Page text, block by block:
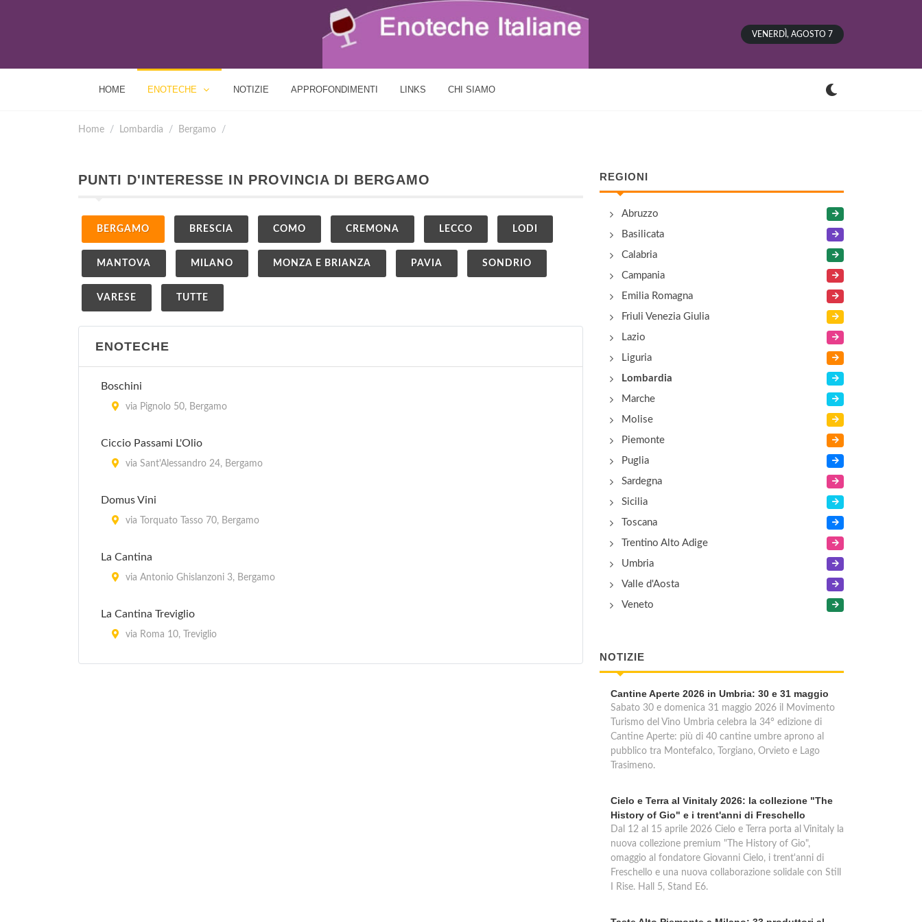
VENERDÌ, AGOSTO 7
HOME ENOTECHE NOTIZIE APPROFONDIMENTI LINKS CHI SIAMO
Home Lombardia Bergamo
PUNTI D'INTERESSE IN PROVINCIA DI BERGAMO
BERGAMO BRESCIA COMO CREMONA LECCO LODI
MANTOVA MILANO MONZA E BRIANZA PAVIA SONDRIO
VARESE TUTTE
ENOTECHE
Boschini
via Pignolo 50, Bergamo
Ciccio Passami L'Olio
via Sant'Alessandro 24, Bergamo
Domus Vini
via Torquato Tasso 70, Bergamo
La Cantina
via Antonio Ghislanzoni 3, Bergamo
La Cantina Treviglio
via Roma 10, Treviglio
REGIONI
Abruzzo
Basilicata
Calabria
Campania
Emilia Romagna
Friuli Venezia Giulia
Lazio
Liguria
Lombardia
Marche
Molise
Piemonte
Puglia
Sardegna
Sicilia
Toscana
Trentino Alto Adige
Umbria
Valle d'Aosta
Veneto
NOTIZIE
Cantine Aperte 2026 in Umbria: 30 e 31 maggio
Sabato 30 e domenica 31 maggio 2026 il Movimento
Turismo del Vino Umbria celebra la 34° edizione di
Cantine Aperte: più di 40 cantine umbre aprono al
pubblico tra Montefalco, Torgiano, Orvieto e Lago
Trasimeno.
Cielo e Terra al Vinitaly 2026: la collezione "The
History of Gio" e i trent'anni di Freschello
Dal 12 al 15 aprile 2026 Cielo e Terra porta al Vinitaly la
nuova collezione premium "The History of Gio",
omaggio al fondatore Giovanni Cielo, i trent'anni di
Freschello e una nuova collaborazione solidale con Still
I Rise. Hall 5, Stand E6.